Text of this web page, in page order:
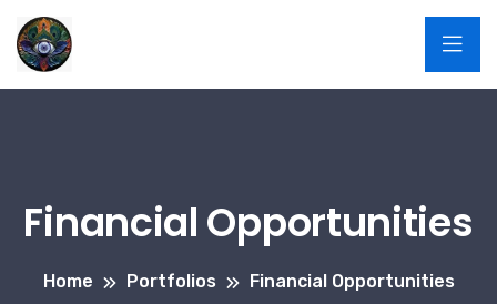
Financial Opportunities
Home Portfolios Financial Opportunities